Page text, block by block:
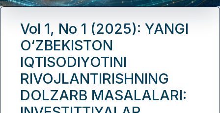
Vol 1, No 1 (2025): YANGI
O‘ZBEKISTON
IQTISODIYOTINI
RIVOJLANTIRISHNING
DOLZARB MASALALARI: